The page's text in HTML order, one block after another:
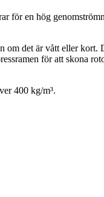
för en hög
om det är vått eller kort.
för att skona
400 kg/m³.